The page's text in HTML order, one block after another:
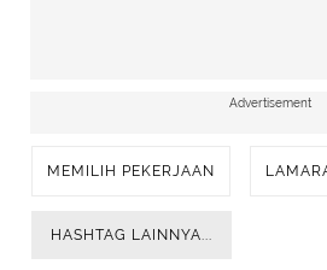
Advertisement
MEMILIH PEKERJAAN
HASHTAG LAINNYA...